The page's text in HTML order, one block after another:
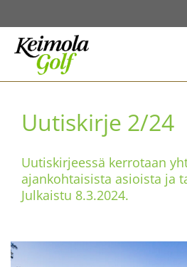
Uutiskirje 2/24
Uutiskirjeessä kerrotaan
ajankohtaisista asioista ja
Julkaistu 8.3.2024.